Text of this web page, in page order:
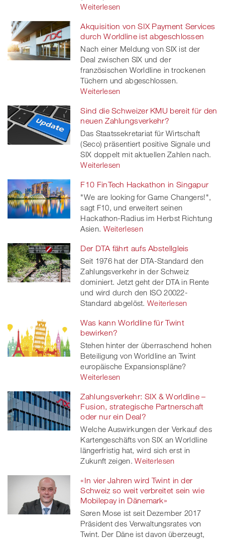
Weiterlesen
Akquisition von SIX Payment Services
durch Worldline ist abgeschlossen
Nach einer Meldung von SIX ist der
Deal zwischen SIX und der
französischen Worldline in trockenen
Tüchern und abgeschlossen.
Weiterlesen
Sind die Schweizer KMU bereit für den
neuen Zahlungsverkehr?
Das Staatssekretariat für Wirtschaft
(Seco) präsentiert positive Signale und
SIX doppelt mit aktuellen Zahlen nach.
Weiterlesen
F10 FinTech Hackathon in Singapur
"We are looking for Game Changers!",
sagt F10, und erweitert seinen
Hackathon-Radius im Herbst Richtung
Asien. Weiterlesen
Der DTA fährt aufs Abstellgleis
Seit 1976 hat der DTA-Standard den
Zahlungsverkehr in der Schweiz
dominiert. Jetzt geht der DTA in Rente
und wird durch den ISO 20022-
Standard abgelöst. Weiterlesen
Was kann Worldline für Twint
bewirken?
Stehen hinter der überraschend hohen
Beteiligung von Worldline an Twint
europäische Expansionspläne?
Weiterlesen
Zahlungsverkehr: SIX & Worldline –
Fusion, strategische Partnerschaft
oder nur ein Deal?
Welche Auswirkungen der Verkauf des
Kartengeschäfts von SIX an Worldline
längerfristig hat, wird sich erst in
Zukunft zeigen. Weiterlesen
«In vier Jahren wird Twint in der
Schweiz so weit verbreitet sein wie
Mobilepay in Dänemark»
Søren Mose ist seit Dezember 2017
Präsident des Verwaltungsrates von
Twint. Der Däne ist davon überzeugt,